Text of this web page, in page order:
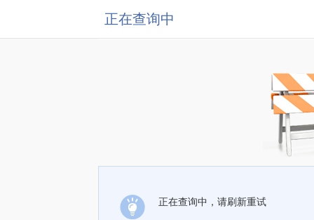
正在查询中
正在查询中，请刷新重试